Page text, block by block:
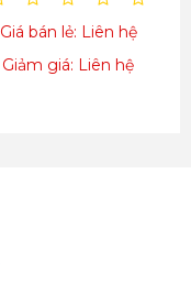
Giá bán lẻ: Liên hệ
Giảm giá: Liên hệ